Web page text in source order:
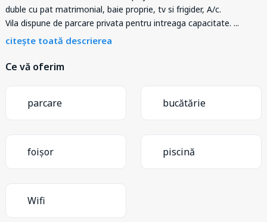
duble cu pat matrimonial, baie proprie, tv si frigider, A/c.
Vila dispune de parcare privata pentru intreaga capacitate. ...
citește toată descrierea
Ce vă oferim
parcare bucătărie
foișor piscină
Wifi